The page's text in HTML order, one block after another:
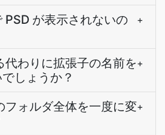
PSD が表示されないの
+
代わりに拡張子の名前を
しょうか？
+
フォルダ全体を一度に変+